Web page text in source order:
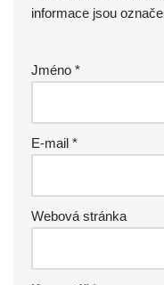
informace jsou
Jméno *
E-mail *
Webová stránka